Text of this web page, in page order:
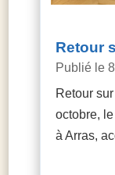
Retour
Retour
octobre,
à Arras,